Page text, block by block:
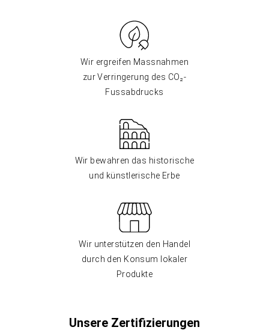
Wir ergreifen Massnahmen
zur Verringerung des CO₂-
Fussabdrucks
Wir bewahren das historische
und künstlerische Erbe
Wir unterstützen den Handel
durch den Konsum lokaler
Produkte
Unsere Zertifizierungen